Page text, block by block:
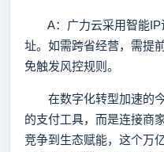
A：广力云采用智能IP
址。如需跨省经营，需提
免触发风控规则。
在数字化转型加速的今
的支付工具，而是连接商
竞争到生态赋能，这个万